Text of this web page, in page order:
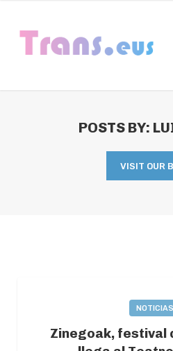
POSTS BY:
VISIT OUR
NOTICIAS
Zinegoak, festival